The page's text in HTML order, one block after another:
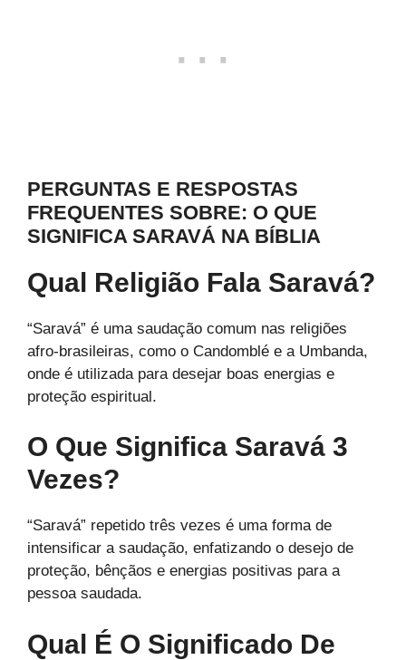
PERGUNTAS E RESPOSTAS
FREQUENTES SOBRE: O QUE
SIGNIFICA SARAVÁ NA BÍBLIA
Qual Religião Fala Saravá?
“Saravá” é uma saudação comum nas religiões
afro-brasileiras, como o Candomblé e a Umbanda,
onde é utilizada para desejar boas energias e
proteção espiritual.
O Que Significa Saravá 3
Vezes?
“Saravá” repetido três vezes é uma forma de
intensificar a saudação, enfatizando o desejo de
proteção, bênçãos e energias positivas para a
pessoa saudada.
Qual É O Significado De